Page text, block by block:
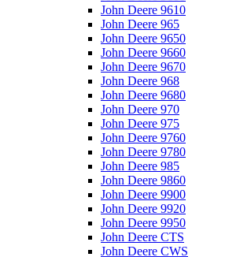
John Deere 9610
John Deere 965
John Deere 9650
John Deere 9660
John Deere 9670
John Deere 968
John Deere 9680
John Deere 970
John Deere 975
John Deere 9760
John Deere 9780
John Deere 985
John Deere 9860
John Deere 9900
John Deere 9920
John Deere 9950
John Deere CTS
John Deere CWS